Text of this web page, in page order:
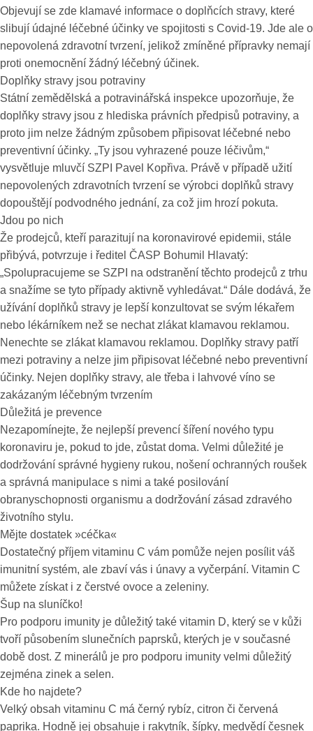
Objevují se zde klamavé informace o doplňcích stravy, které
slibují údajné léčebné účinky ve spojitosti s Covid-19. Jde ale o
nepovolená zdravotní tvrzení, jelikož zmíněné přípravky nemají
proti onemocnění žádný léčebný účinek.
Doplňky stravy jsou potraviny
Státní zemědělská a potravinářská inspekce upozorňuje, že
doplňky stravy jsou z hlediska právních předpisů potraviny, a
proto jim nelze žádným způsobem připisovat léčebné nebo
preventivní účinky. „Ty jsou vyhrazené pouze léčivům,“
vysvětluje mluvčí SZPI Pavel Kopřiva. Právě v případě užití
nepovolených zdravotních tvrzení se výrobci doplňků stravy
dopouštějí podvodného jednání, za což jim hrozí pokuta.
Jdou po nich
Že prodejců, kteří parazitují na koronavirové epidemii, stále
přibývá, potvrzuje i ředitel ČASP Bohumil Hlavatý:
„Spolupracujeme se SZPI na odstranění těchto prodejců z trhu
a snažíme se tyto případy aktivně vyhledávat.“ Dále dodává, že
užívání doplňků stravy je lepší konzultovat se svým lékařem
nebo lékárníkem než se nechat zlákat klamavou reklamou.
Nenechte se zlákat klamavou reklamou. Doplňky stravy patří
mezi potraviny a nelze jim připisovat léčebné nebo preventivní
účinky. Nejen doplňky stravy, ale třeba i lahvové víno se
zakázaným léčebným tvrzením
Důležitá je prevence
Nezapomínejte, že nejlepší prevencí šíření nového typu
koronaviru je, pokud to jde, zůstat doma. Velmi důležité je
dodržování správné hygieny rukou, nošení ochranných roušek
a správná manipulace s nimi a také posilování
obranyschopnosti organismu a dodržování zásad zdravého
životního stylu.
Mějte dostatek »céčka«
Dostatečný příjem vitaminu C vám pomůže nejen posílit váš
imunitní systém, ale zbaví vás i únavy a vyčerpání. Vitamin C
můžete získat i z čerstvé ovoce a zeleniny.
Šup na sluníčko!
Pro podporu imunity je důležitý také vitamin D, který se v kůži
tvoří působením slunečních paprsků, kterých je v současné
době dost. Z minerálů je pro podporu imunity velmi důležitý
zejména zinek a selen.
Kde ho najdete?
Velký obsah vitaminu C má černý rybíz, citron či červená
paprika. Hodně jej obsahuje i rakytník, šípky, medvědí česnek